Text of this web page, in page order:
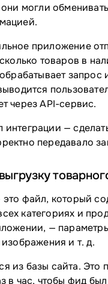
могли
приложение
товаров в
запрос
через API-сервис.
—
передавало
файл, который
категориях и
—
и т. д.
из базы сайта. Это
в час, чтобы фид